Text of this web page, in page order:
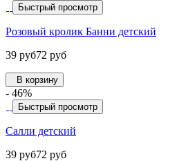
Быстрый просмотр
Розовый кролик Банни детский
39 руб72 руб
В корзину
- 46%
Быстрый просмотр
Салли детский
39 руб72 руб